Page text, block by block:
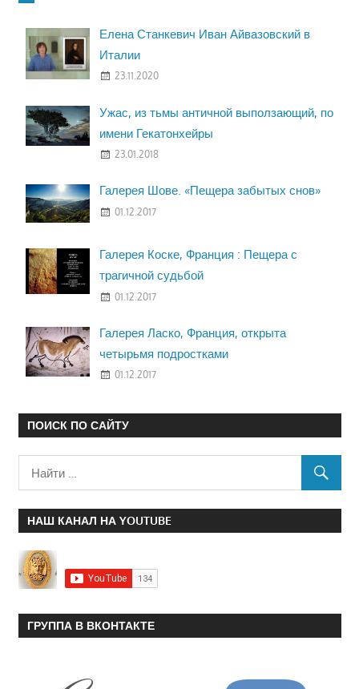
Елена Станкевич Иван Айвазовский в
Италии
23.11.2020
Ужас, из тьмы античной выползающий, по
имени Гекатонхейры
23.01.2018
Галерея Шове. «Пещера забытых снов»
01.12.2017
Галерея Коске, Франция : Пещера с
трагичной судьбой
01.12.2017
Галерея Ласко, Франция, открыта
четырьмя подростками
01.12.2017
ПОИСК ПО САЙТУ
НАШ КАНАЛ НА YOUTUBE
ГРУППА В ВКОНТАКТЕ